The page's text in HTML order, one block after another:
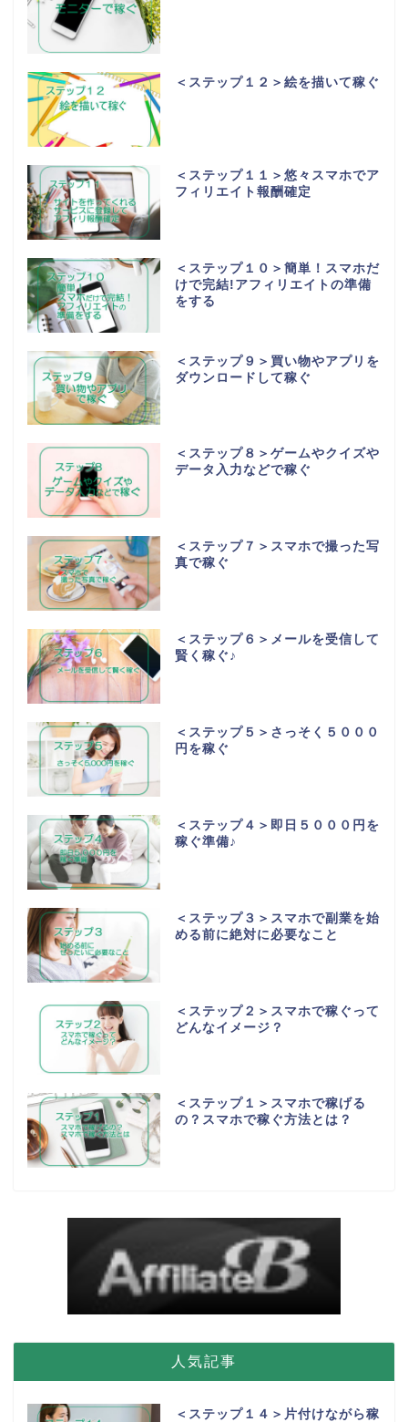
＜ステップ１２＞絵を描いて稼ぐ
＜ステップ１１＞悠々スマホでア
フィリエイト報酬確定
＜ステップ１０＞簡単！スマホだ
けで完結!アフィリエイトの準備
をする
＜ステップ９＞買い物やアプリを
ダウンロードして稼ぐ
＜ステップ８＞ゲームやクイズや
データ入力などで稼ぐ
＜ステップ７＞スマホで撮った写
真で稼ぐ
＜ステップ６＞メールを受信して
賢く稼ぐ♪
＜ステップ５＞さっそく５０００
円を稼ぐ
＜ステップ４＞即日５０００円を
稼ぐ準備♪
＜ステップ３＞スマホで副業を始
める前に絶対に必要なこと
＜ステップ２＞スマホで稼ぐって
どんなイメージ？
＜ステップ１＞スマホで稼げる
の？スマホで稼ぐ方法とは？
人気記事
＜ステップ１４＞片付けながら稼